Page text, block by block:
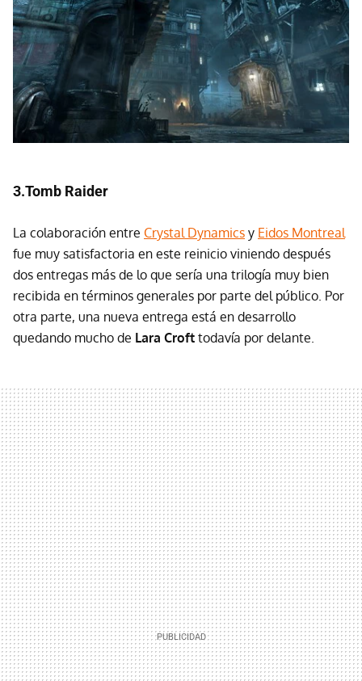
3.Tomb Raider
La colaboración entre Crystal Dynamics y Eidos Montreal
fue muy satisfactoria en este reinicio viniendo después
dos entregas más de lo que sería una trilogía muy bien
recibida en términos generales por parte del público. Por
otra parte, una nueva entrega está en desarrollo
quedando mucho de Lara Croft todavía por delante.